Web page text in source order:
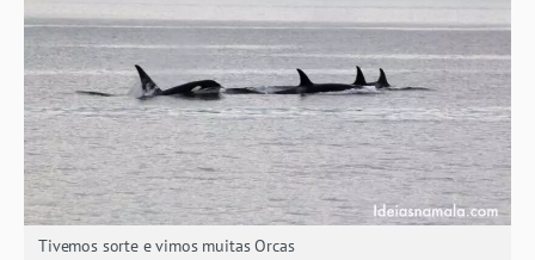
Tivemos sorte e vimos muitas Orcas